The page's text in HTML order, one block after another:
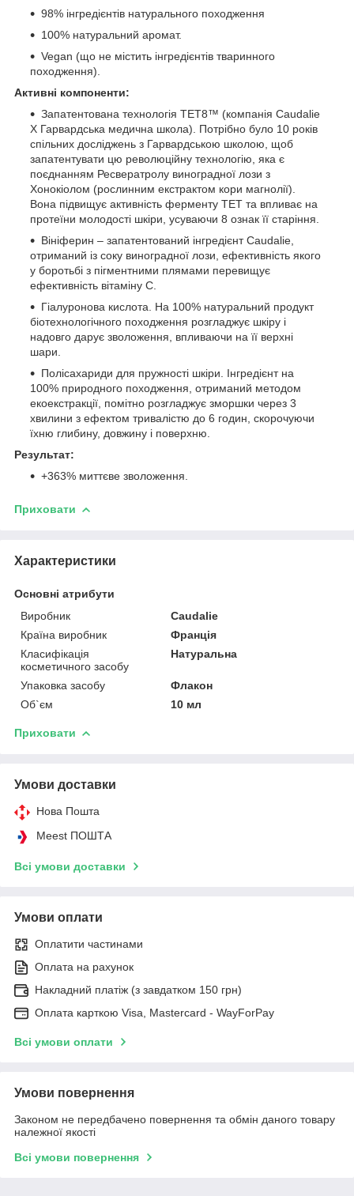
98% інгредієнтів натурального походження
100% натуральний аромат.
Vegan (що не містить інгредієнтів тваринного
походження).
Активні компоненти:
Запатентована технологія TET8™ (компанія Caudalie
Х Гарвардська медична школа). Потрібно було 10 років
спільних досліджень з Гарвардською школою, щоб
запатентувати цю революційну технологію, яка є
поєднанням Ресвератролу виноградної лози з
Хонокіолом (рослинним екстрактом кори магнолії).
Вона підвищує активність ферменту TET та впливає на
протеїни молодості шкіри, усуваючи 8 ознак її старіння.
Вініферин – запатентований інгредієнт Caudalie,
отриманий із соку виноградної лози, ефективність якого
у боротьбі з пігментними плямами перевищує
ефективність вітаміну C.
Гіалуронова кислота. На 100% натуральний продукт
біотехнологічного походження розгладжує шкіру і
надовго дарує зволоження, впливаючи на її верхні
шари.
Полісахариди для пружності шкіри. Інгредієнт на
100% природного походження, отриманий методом
екоекстракції, помітно розгладжує зморшки через 3
хвилини з ефектом тривалістю до 6 годин, скорочуючи
їхню глибину, довжину і поверхню.
Результат:
+363% миттєве зволоження.
Приховати
Характеристики
Основні атрибути
Виробник
Caudalie
Країна виробник
Франція
Класифікація
косметичного засобу
Натуральна
Упаковка засобу
Флакон
Об`єм
10 мл
Приховати
Умови доставки
Нова Пошта
Meest ПОШТА
Всі умови доставки
Умови оплати
Оплатити частинами
Оплата на рахунок
Накладний платіж (з завдатком 150 грн)
Оплата карткою Visa, Mastercard - WayForPay
Всі умови оплати
Умови повернення
Законом не передбачено повернення та обмін даного товару
належної якості
Всі умови повернення